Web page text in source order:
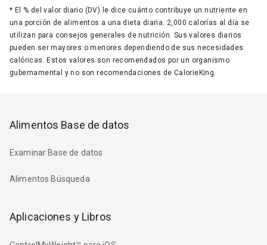
* El % del valor diario (DV) le dice cuánto contribuye un nutriente en
una porción de alimentos a una dieta diaria. 2,000 calorías al día se
utilizan para consejos generales de nutrición. Sus valores diarios
pueden ser mayores o menores dependiendo de sus necesidades
calóricas. Estos valores son recomendados por un organismo
gubernamental y no son recomendaciones de CalorieKing.
Alimentos Base de datos
Examinar Base de datos
Alimentos Búsqueda
Aplicaciones y Libros